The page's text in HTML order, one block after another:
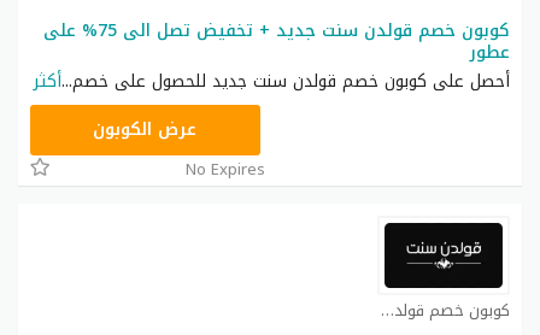
كوبون خصم قولدن سنت جديد + تخفيض تصل الى 75% على
عطور
أحصل على كوبون خصم قولدن سنت جديد للحصول على خصم...أكثر
عرض الكوبون
No Expires
كوبون خصم قولدن سنت كوبون